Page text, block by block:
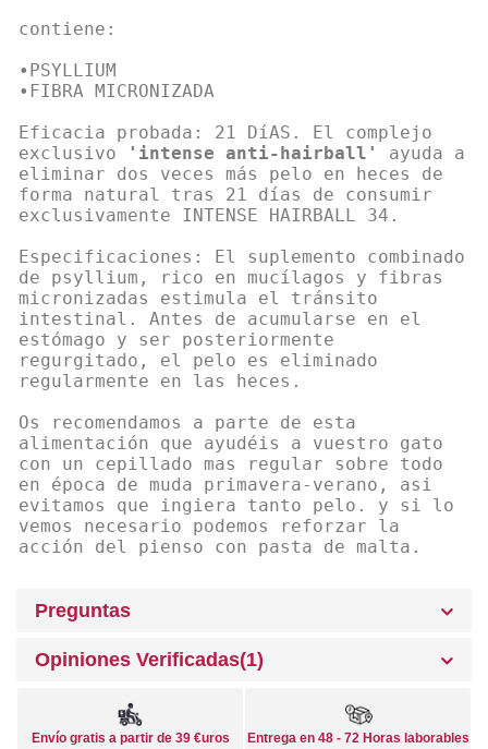
contiene:
•PSYLLIUM
•FIBRA MICRONIZADA
Eficacia probada: 21 DíAS. El complejo
exclusivo
'intense anti-hairball'
ayuda a
eliminar dos veces más pelo en heces de
forma natural tras 21 días de consumir
exclusivamente INTENSE HAIRBALL 34.
Especificaciones: El suplemento combinado
de psyllium, rico en mucílagos y fibras
micronizadas estimula el tránsito
intestinal. Antes de acumularse en el
estómago y ser posteriormente
regurgitado, el pelo es eliminado
regularmente en las heces.
Os recomendamos a parte de esta
alimentación que ayudéis a vuestro gato
con un cepillado mas regular sobre todo
en época de muda primavera-verano, asi
evitamos que ingiera tanto pelo. y si lo
vemos necesario podemos reforzar la
acción del pienso con pasta de malta.
Preguntas
Opiniones Verificadas(1)
Envío gratis a partir de 39 €uros Entrega en 48 - 72 Horas laborables